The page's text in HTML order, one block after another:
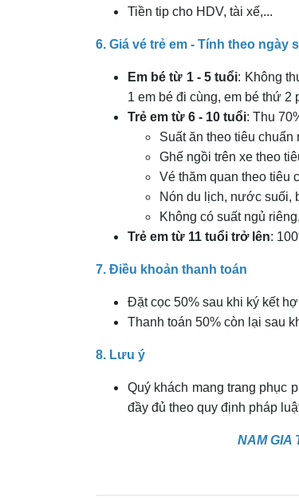
Tiền tip cho HDV, tài xế,...
6. Giá vé trẻ em - Tính theo ngày
Em bé từ 1 - 5 tuổi: Không
1 em bé đi cùng, em bé thứ 2
Trẻ em từ 6 - 10 tuổi: Thu
Suất ăn theo tiêu
Ghế ngồi trên xe theo
Vé thăm quan theo tiêu
Nón du lịch, nước suối,
Không có suất ngủ
Trẻ em từ 11 tuổi trở lên:
7. Điều khoản thanh toán
Đặt cọc 50% sau khi ký kết
Thanh toán 50% còn lại sau
8. Lưu ý
Quý khách mang trang phục
đầy đủ theo quy định pháp
NAM GIA